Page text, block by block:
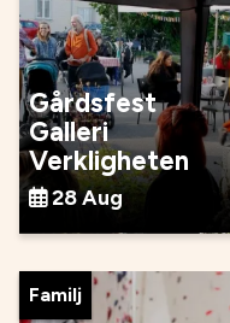
Gårdsfest
Galleri
Verkligheten
28 Aug
Familj